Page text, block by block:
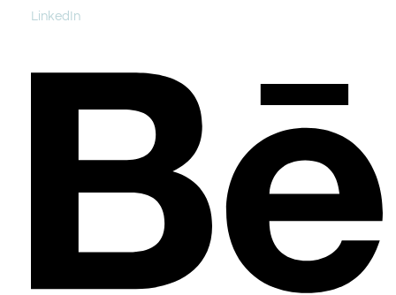
LinkedIn